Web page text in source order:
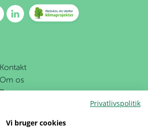
Kontakt
Om os
Privatlivspolitik
Vi bruger cookies